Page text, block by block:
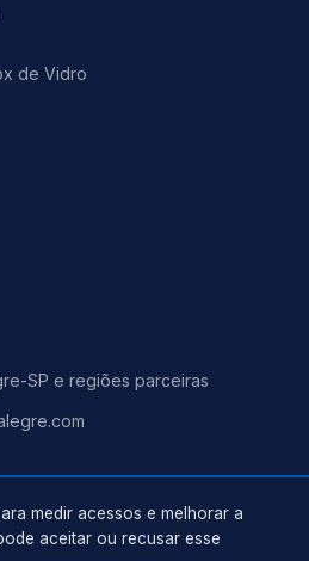
de Vidro
SP e regiões parceiras
reservados.
medir acessos e melhorar a
aceitar ou recusar esse